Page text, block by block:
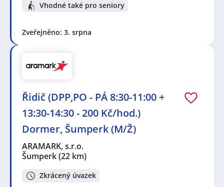
Vhodné také pro seniory
Zveřejněno: 3. srpna
Řidič (DPP,PO - PÁ 8:30-11:00 +
13:30-14:30 - 200 Kč/hod.)
Dormer, Šumperk (M/Ž)
ARAMARK, s.r.o.
Šumperk(22 km)
Zkrácený úvazek